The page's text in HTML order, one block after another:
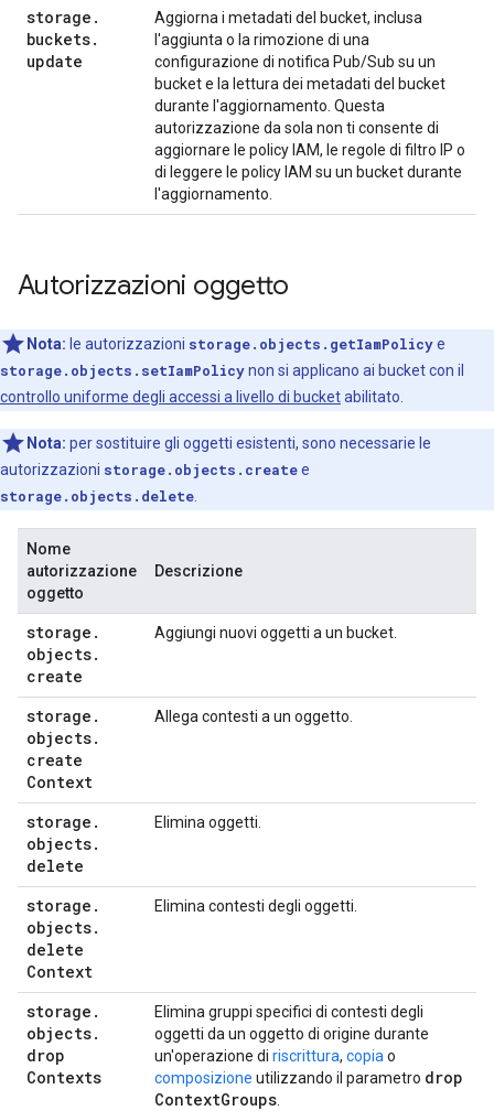
storage .
buckets.
update
Aggiorna i metadati del bucket, inclusa
l'aggiunta o la rimozione di una
configurazione di notifica Pub/Sub su un
bucket e la lettura dei metadati del bucket
durante l'aggiornamento. Questa
autorizzazione da sola non ti consente di
aggiornare le policy IAM, le regole di filtro IP o
di leggere le policy IAM su un bucket durante
l'aggiornamento.
Autorizzazioni oggetto
Nota: le autorizzazioni storage.objects.getIamPolicye
storage.objects.setIamPolicynon si applicano ai bucket con il
controllo uniforme degli accessi a livello di bucketabilitato.
Nota: per sostituire gli oggetti esistenti, sono necessarie le
autorizzazioni storage.objects.createe
storage.objects.delete
Nome
autorizzazione
oggetto
Descrizione
storage .
objects.
create
Aggiungi nuovi oggetti a un bucket.
storage .
objects.
create
Context
Allega contesti a un oggetto.
storage .
objects.
delete
Elimina oggetti.
storage .
objects.
delete
Context
Elimina contesti degli oggetti.
storage .
objects.
drop
Contexts
Elimina gruppi specifici di contesti degli
oggetti da un oggetto di origine durante
un'operazione di riscrittura, copia o
composizione utilizzando il parametro drop
ContextGroups